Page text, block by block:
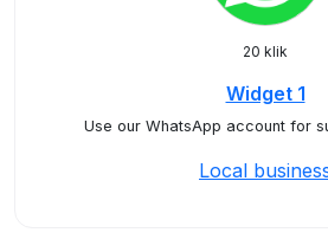
20 klik
Widget 1
Use our WhatsApp account for
Local